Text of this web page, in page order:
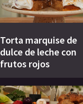
Torta marquise de
dulce de leche con
frutos rojos